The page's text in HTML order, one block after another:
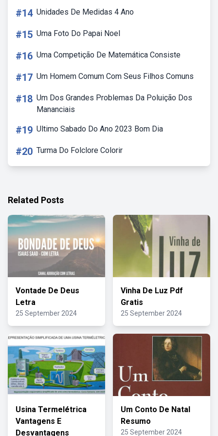
#14 Unidades De Medidas 4 Ano
#15 Uma Foto Do Papai Noel
#16 Uma Competição De Matemática Consiste
#17 Um Homem Comum Com Seus Filhos Comuns
#18 Um Dos Grandes Problemas Da Poluição Dos
Mananciais
#19 Ultimo Sabado Do Ano 2023 Bom Dia
#20 Turma Do Folclore Colorir
Related Posts
Vontade De Deus
Letra
25 September 2024
Vinha De Luz Pdf
Gratis
25 September 2024
Usina Termelétrica
Vantagens E
Desvantagens
Um Conto De Natal
Resumo
25 September 2024